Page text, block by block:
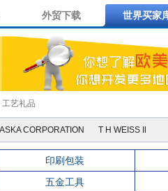
外贸下载 世界买家
工艺礼品
CORPORATION T H WEISS INC
印刷包装
五金工具